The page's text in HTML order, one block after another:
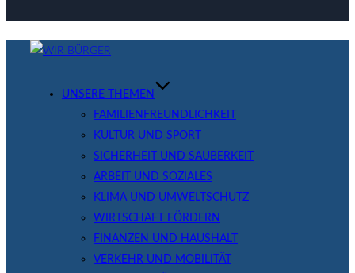
UNSERE THEMEN
FAMILIENFREUNDLICHKEIT
KULTUR UND SPORT
SICHERHEIT UND SAUBERKEIT
ARBEIT UND SOZIALES
KLIMA UND UMWELTSCHUTZ
WIRTSCHAFT FÖRDERN
FINANZEN UND HAUSHALT
VERKEHR UND MOBILITÄT